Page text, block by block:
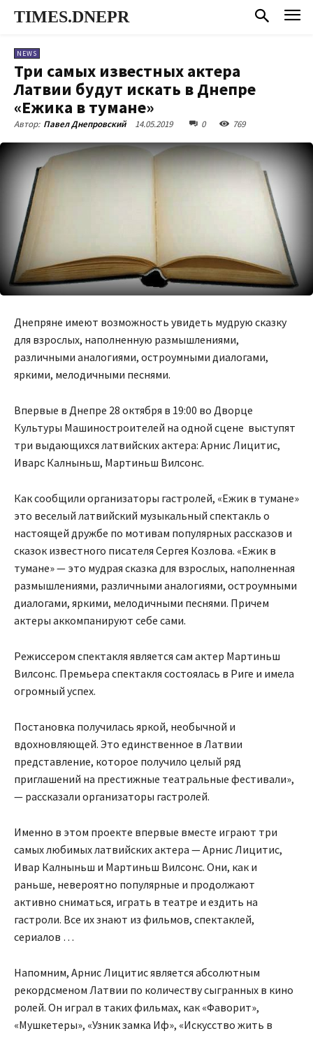
TIMES.DNEPR
NEWS
Три самых известных актера
Латвии будут искать в Днепре
«Ежика в тумане»
Автор: Павел Днепровский 14.05.2019 0 769
Днепряне имеют возможность увидеть мудрую сказку
для взрослых, наполненную размышлениями,
различными аналогиями, остроумными диалогами,
яркими, мелодичными песнями.
Впервые в Днепре 28 октября в 19:00 во Дворце
Культуры Машиностроителей на одной сцене выступят
три выдающихся латвийских актера: Арнис Лицитис,
Иварс Калныньш, Мартиньш Вилсонс.
Как сообщили организаторы гастролей, «Ежик в тумане»
это веселый латвийский музыкальный спектакль о
настоящей дружбе по мотивам популярных рассказов и
сказок известного писателя Сергея Козлова. «Ежик в
тумане» — это мудрая сказка для взрослых, наполненная
размышлениями, различными аналогиями, остроумными
диалогами, яркими, мелодичными песнями. Причем
актеры аккомпанируют себе сами.
Режиссером спектакля является сам актер Мартиньш
Вилсонс. Премьера спектакля состоялась в Риге и имела
огромный успех.
Постановка получилась яркой, необычной и
вдохновляющей. Это единственное в Латвии
представление, которое получило целый ряд
приглашений на престижные театральные фестивали»,
— рассказали организаторы гастролей.
Именно в этом проекте впервые вместе играют три
самых любимых латвийских актера — Арнис Лицитис,
Ивар Калныньш и Мартиньш Вилсонс. Они, как и
раньше, невероятно популярные и продолжают
активно сниматься, играть в театре и ездить на
гастроли. Все их знают из фильмов, спектаклей,
сериалов …
Напомним, Арнис Лицитис является абсолютным
рекордсменом Латвии по количеству сыгранных в кино
ролей. Он играл в таких фильмах, как «Фаворит»,
«Мушкетеры», «Узник замка Иф», «Искусство жить в